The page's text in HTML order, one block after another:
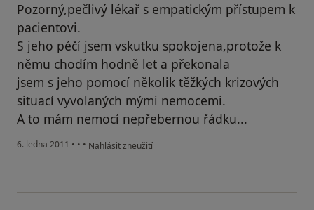
Pozorný,pečlivý lékař s empatickým přístupem k
pacientovi.
S jeho péčí jsem vskutku spokojena,protože k
němu chodím hodně let a překonala
jsem s jeho pomocí několik těžkých krizových
situací vyvolaných mými nemocemi.
A to mám nemocí nepřebernou řádku...
6. ledna 2011 • • • podle názoru uživatele Pacient
Nahlásit zneužití